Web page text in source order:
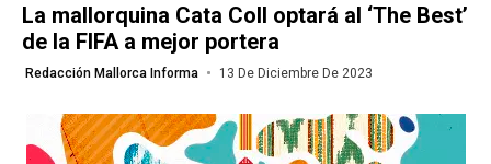
La mallorquina Cata Coll optará al ‘The Best’
de la FIFA a mejor portera
Redacción Mallorca Informa 13 De Diciembre De 2023